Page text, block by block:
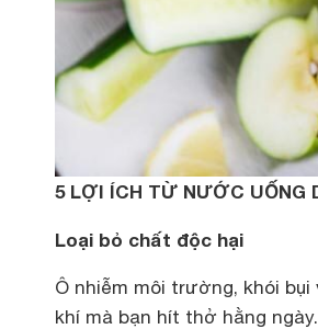
5 LỢI ÍCH TỪ NƯỚC UỐNG
Loại bỏ chất độc hại
Ô nhiễm môi trường, khói
khí mà bạn hít thở hằng